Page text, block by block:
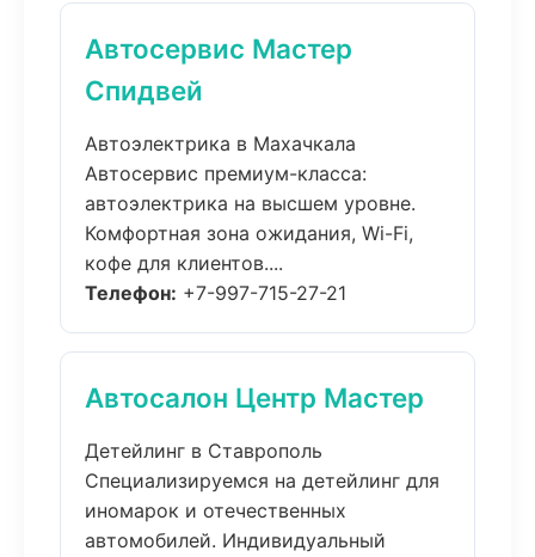
Автосервис Мастер
Спидвей
Автоэлектрика в Махачкала
Автосервис премиум-класса:
автоэлектрика на высшем уровне.
Комфортная зона ожидания, Wi-Fi,
кофе для клиентов....
Телефон: +7-997-715-27-21
Автосалон Центр Мастер
Детейлинг в Ставрополь
Специализируемся на детейлинг для
иномарок и отечественных
автомобилей. Индивидуальный